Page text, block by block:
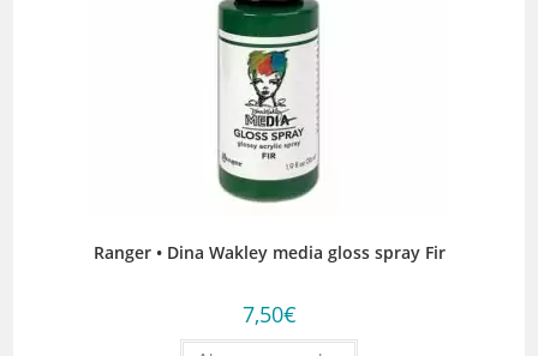
Ranger • Dina Wakley media gloss spray Fir
7,50€